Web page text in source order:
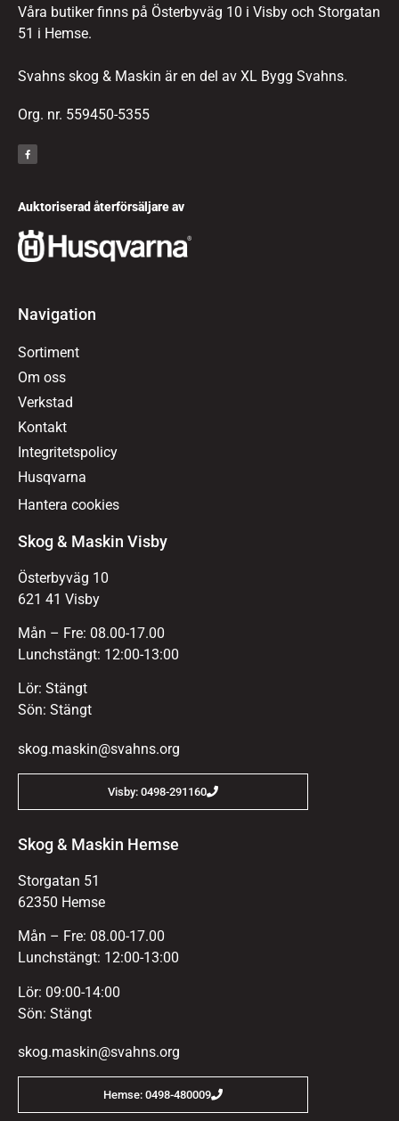
Våra butiker finns på Österbyväg 10 i Visby och Storgatan
51 i Hemse.
Svahns skog & Maskin är en del av XL Bygg Svahns.
Org. nr. 559450-5355
Auktoriserad återförsäljare av
Navigation
Sortiment
Om oss
Verkstad
Kontakt
Integritetspolicy
Husqvarna
Hantera cookies
Skog & Maskin Visby
Österbyväg 10
621 41 Visby
Mån – Fre: 08.00-17.00
Lunchstängt: 12:00-13:00
Lör: Stängt
Sön: Stängt
skog.maskin@svahns.org
Visby: 0498-291160
Skog & Maskin Hemse
Storgatan 51
62350 Hemse
Mån – Fre: 08.00-17.00
Lunchstängt: 12:00-13:00
Lör: 09:00-14:00
Sön: Stängt
skog.maskin@svahns.org
Hemse: 0498-480009